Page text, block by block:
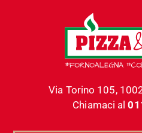
Via Torino 105,
Chiamaci al